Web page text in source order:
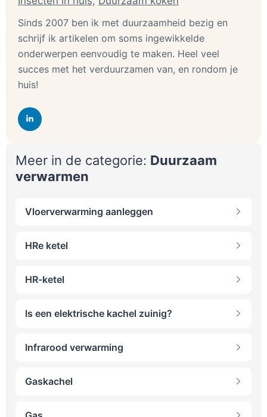
Sinds 2007 ben ik met duurzaamheid bezig en
schrijf ik artikelen om soms ingewikkelde
onderwerpen eenvoudig te maken. Heel veel
succes met het verduurzamen van, en rondom je
huis!
Meer in de categorie: Duurzaam
verwarmen
Vloerverwarming aanleggen
HRe ketel
HR-ketel
Is een elektrische kachel zuinig?
Infrarood verwarming
Gaskachel